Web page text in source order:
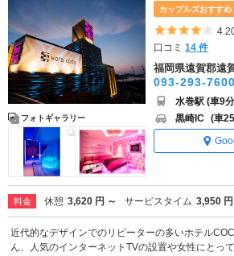
フォトギャラリー
カップルズおすすめ
5
口コミ14 件
福岡県遠賀郡遠
093-293-7600
水巻駅 (車9
黒崎IC (車
料金 休憩 3,620 円 ～ サービスタイム 3,950 円
近代的なデザインでのリピーターの多いホテル
ん、人気のインターネットTVの設置や女性にとっ